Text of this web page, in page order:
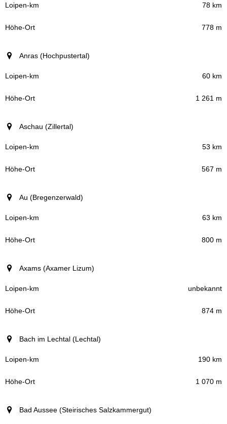
78 km
778 m
Anras (Hochpustertal)
60 km
1 261 m
Aschau (Zillertal)
53 km
567 m
Au (Bregenzerwald)
63 km
800 m
Axams (Axamer Lizum)
unbekannt
874 m
Bach im Lechtal (Lechtal)
190 km
1 070 m
Bad Aussee (Steirisches Salzkammergut)